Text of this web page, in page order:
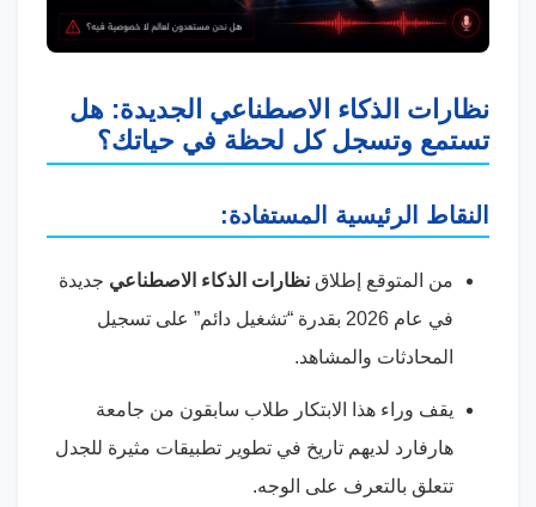
نظارات الذكاء الاصطناعي الجديدة: هل
تستمع وتسجل كل لحظة في حياتك؟
النقاط الرئيسية المستفادة:
من المتوقع إطلاق نظارات الذكاء الاصطناعي جديدة
في عام 2026 بقدرة “تشغيل دائم” على تسجيل
المحادثات والمشاهد.
يقف وراء هذا الابتكار طلاب سابقون من جامعة
هارفارد لديهم تاريخ في تطوير تطبيقات مثيرة للجدل
تتعلق بالتعرف على الوجه.